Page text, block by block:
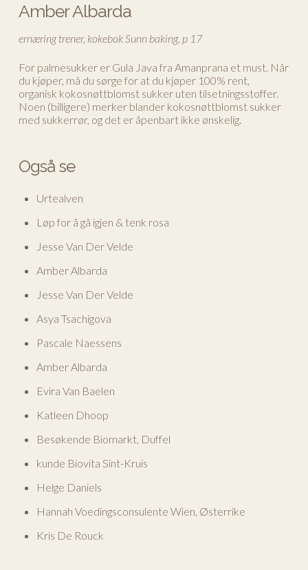
Amber Albarda
ernæring trener, kokebok Sunn baking, p 17
For palmesukker er Gula Java fra Amanprana et must. Når
du kjøper, må du sørge for at du kjøper 100% rent,
organisk kokosnøttblomst sukker uten tilsetningsstoffer.
Noen (billigere) merker blander kokosnøttblomst sukker
med sukkerrør, og det er åpenbart ikke ønskelig.
Også se
Urtealven
Løp for å gå igjen & tenk rosa
Jesse Van Der Velde
Amber Albarda
Jesse Van Der Velde
Asya Tsachigova
Pascale Naessens
Amber Albarda
Evira Van Baelen
Katleen Dhoop
Besøkende Biomarkt, Duffel
kunde Biovita Sint-Kruis
Helge Daniels
Hannah Voedingsconsulente Wien, Østerrike
Kris De Rouck